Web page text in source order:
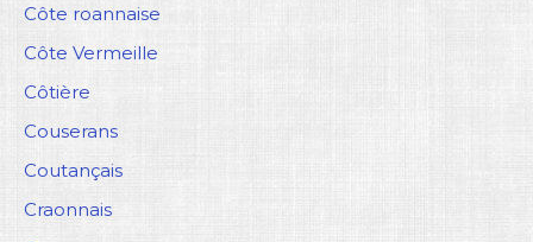
Côte roannaise
Côte Vermeille
Côtière
Couserans
Coutançais
Craonnais